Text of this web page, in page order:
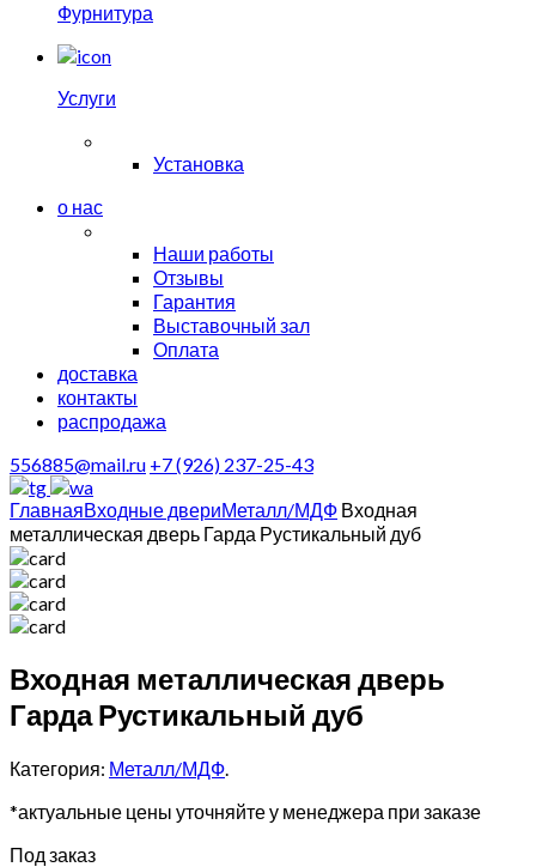
Фурнитура
Услуги
Установка
о нас
Наши работы
Отзывы
Гарантия
Выставочный зал
Оплата
доставка
контакты
распродажа
556885@mail.ru +7 (926) 237-25-43
ГлавнаяВходные двериМеталл/МДФ Входная
металлическая дверь Гарда Рустикальный дуб
Входная металлическая дверь
Гарда Рустикальный дуб
Категория: Металл/МДФ.
*актуальные цены уточняйте у менеджера при заказе
Под заказ